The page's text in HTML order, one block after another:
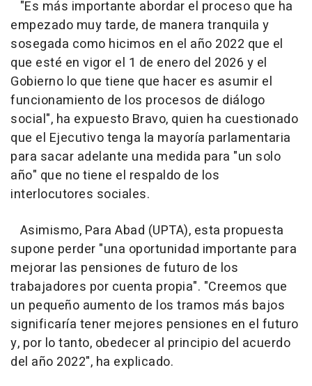
"Es más importante abordar el proceso que ha
empezado muy tarde, de manera tranquila y
sosegada como hicimos en el año 2022 que el
que esté en vigor el 1 de enero del 2026 y el
Gobierno lo que tiene que hacer es asumir el
funcionamiento de los procesos de diálogo
social", ha expuesto Bravo, quien ha cuestionado
que el Ejecutivo tenga la mayoría parlamentaria
para sacar adelante una medida para "un solo
año" que no tiene el respaldo de los
interlocutores sociales.
Asimismo, Para Abad (UPTA), esta propuesta
supone perder "una oportunidad importante para
mejorar las pensiones de futuro de los
trabajadores por cuenta propia". "Creemos que
un pequeño aumento de los tramos más bajos
significaría tener mejores pensiones en el futuro
y, por lo tanto, obedecer al principio del acuerdo
del año 2022", ha explicado.